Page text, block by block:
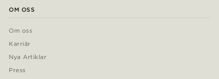
OM OSS
Om oss
Karriär
Nya Artiklar
Press